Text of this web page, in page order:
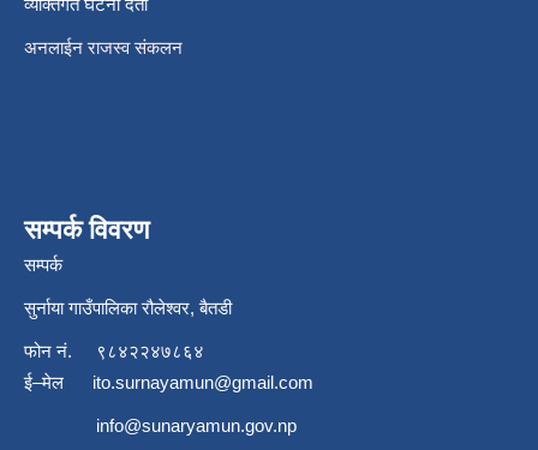
व्यक्तिगत घटना दर्ता
अनलाईन राजस्व संकलन
सम्पर्क विवरण
सम्पर्क
सुर्नाया गाउँपालिका रौलेश्वर, बैतडी
फोन नं.
९८४२२४७८६४
ई–मेल ito.surnayamun@gmail.com
info@sunaryamun.gov.np